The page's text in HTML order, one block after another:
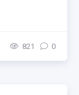
821 0